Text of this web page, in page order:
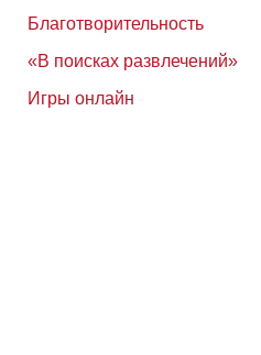
Благотворительность
«В поисках развлечений»
Игры онлайн